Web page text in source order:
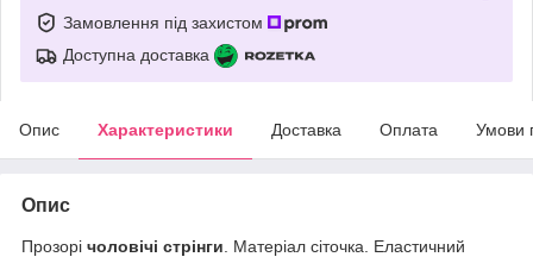
Замовлення під захистом
Доступна доставка
Опис Характеристики Доставка Оплата Умови
Опис
Прозорі чоловічі стрінги . Матеріал сіточка. Еластичний